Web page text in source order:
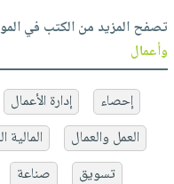
تصفح المزيد من الكتب في
وأعمال
إحصاء إدارة الأعمال
العمل والعمال
المالية
تسويق
صناعة